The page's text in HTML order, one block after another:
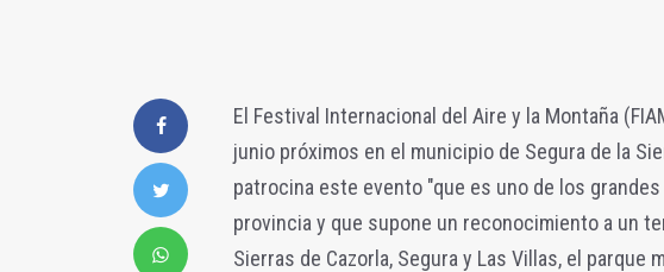
El Festival Internacional del Aire y la Montaña
junio próximos en el municipio de Segura de la
patrocina este evento "que es uno de los
provincia y que supone un reconocimiento a un
Sierras de Cazorla, Segura y Las Villas, el parque